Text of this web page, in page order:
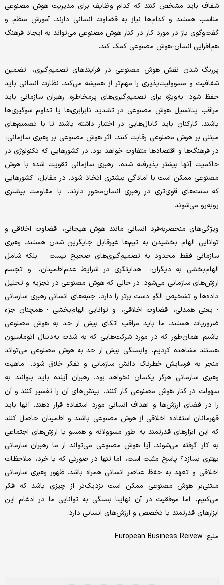
شفاف باید مشخص کنند که کدام وظایف برای مدیریت هوش مصنوعی
مناسب هستند و کدام‌‌‌ها نیاز به قضاوت انسانی دارند. آموزش منظم و
گفت‌‌‌وگوی باز در مورد کار در کنار هوش مصنوعی می‌تواند به ایجاد فرهنگ
هم‌‌‌افزایی انسان-هوش مصنوعی کمک کند.
پررنگ شدن نقش هوش مصنوعی در فرآیندهای تصمیم‌گیری، تضمین
شفافیت و مسوولیت‌‌‌پذیری را مهم‌تر از همیشه می‌‌‌کند. نظارت انسانی باید
حفظ شود؛ به‌‌‌ویژه برای تصمیم‌گیری‌‌‌های پرمخاطره. رهبران سازمانی باید
مراقب پتانسیل هوش مصنوعی در تشدید نابرابری‌‌‌ها یا تداوم سوگیری‌‌‌ها
باشند. کارکنان باید کانال‌‌‌هایی در اختیار داشته باشند تا با تصمیم‌‌‌های
مبتنی بر هوش مصنوعی رقابت کنند. اثر هوش مصنوعی بر رهبری سازمانی،
در فرهنگ‌‌‌ها و اقتصادها متفاوت خواهد بود. در کشورهایی که تکنولوژی در
حاکمیت آنها بیشتر پذیرفته شده، رهبری سازمانی تقویت ‌‌‌شده با هوش
مصنوعی ممکن است با آمادگی بیشتری اتخاذ شود. در مقابل، کشورهایی
که سنت‌‌‌های قوی‌‌‌‌‌‌تری در رهبری انسان‌‌‌محور دارند، با مقاومت بیشتری
روبه‌‌‌رو می‌‌‌شوند.
ویژگی‌‌‌های منحصربه‌‌‌فرد انسانی مانند هوش هیجانی، قضاوت اخلاقی و
توانایی الهام بخشیدن به تیم‌‌‌ها غیرقابل جایگزین شدن هستند. رهبری
سازمانی فقط محدود به تصمیم‌گیری‌‌‌های صحیح نیست – بلکه شامل
الهام‌‌‌بخشی به دیگران، هدایتگری در شرایط عدم‌اطمینان، و تجسم
ارزش‌‌‌های سازمانی می‌‌‌شود. در حالی که هوش مصنوعی در تجزیه و تحلیل
داده‌‌‌ها و تشخیص الگو دست برتر را دارد، جنبه‌‌‌های انسانی رهبری سازمانی
- یعنی همدلی، قضاوت اخلاقی، و توانایی الهام‌‌‌بخشی - همچنان جزء
ضروریات هستند. ما باید مراقب اتکای بیش از حد به هوش مصنوعی
باشیم. همان‌‌‌طور که در مورد شرکت‌هایی که به شدت به‌‌‌دنبال اتوماسیون
هستند مشاهده کردیم، وابستگی بیش از حد به هوش مصنوعی می‌تواند
منجر به فرسایش خطرناک دانش سازمانی و تفکر خلاق شود. ماهیت
رهبری سازمانی هرگز یکسان نخواهد بود. رهبران آینده باید بتوانند به
سهولت در کنار هوش مصنوعی کار کنند، بینش‌‌‌های آن را تفسیر کنند و آن
را در فضای ارزش‌‌‌ها و اهداف انسانی مورد استفاده قرار دهند. آنها باید
قهرمانان استفاده اخلاقی از هوش مصنوعی باشند و اطمینان حاصل کنند
که این ابزارهای قدرتمند به طور مسوولانه و همسو با ارزش‌‌‌های اجتماعی
به کار گرفته می‌‌‌شوند. آیا هوش مصنوعی می‌تواند از ما رهبران سازمانی
بهتری بسازد؟ پاسخ مثبت است، اما تنها در صورتی که با خرد، ملاحظات
اخلاقی و تعهد به حفظ عناصر انسانی همراه باشد. ظهور رهبری سازمانی
مبتنی‌بر هوش مصنوعی ممکن است نزدیک‌‌‌تر از چیزی باشد که فکر
می‌‌‌کنیم، اما موفقیت در آن نهایتا بستگی به توانایی ما در ادغام این
ابزارهای قدرتمند با تخصص و ارزش‌‌‌های انسانی دارد.
منبع: European Business Reivew